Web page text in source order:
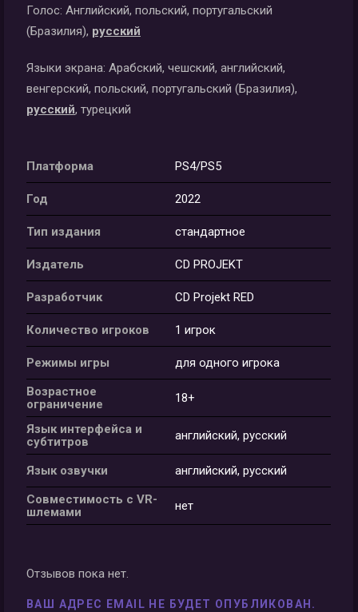
Голос: Английский, польский, португальский
(Бразилия), русский
Языки экрана: Арабский, чешский, английский,
венгерский, польский, португальский (Бразилия),
русский, турецкий
Платформа PS4/PS5
Год 2022
Тип издания стандартное
Издатель CD PROJEKT
Разработчик CD Projekt RED
Количество игроков 1 игрок
Режимы игры
для одного игрока
Возрастное
ограничение
18+
Язык интерфейса и
субтитров
английский, русский
Язык озвучки
английский, русский
Совместимость с VR-
шлемами
нет
Отзывов пока нет.
ВАШ АДРЕС EMAIL НЕ БУДЕТ ОПУБЛИКОВАН.